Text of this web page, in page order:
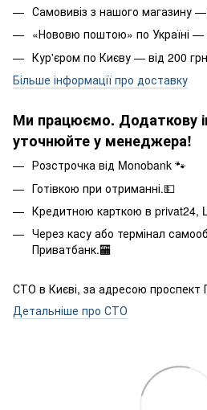
Самовивіз з нашого магазину
«Нововю поштою» по Україні —
Кур'єром по Києву — від 200
Більше інформації про доставку
Ми працюємо. Додаткову
уточнюйте у менеджера!
Розстрочка від Monobank 🐾
Готівкою при отриманні.💵
Кредитною карткою в privat24,
Через касу або термінал
Приватбанк.🏧
СТО в Києві, за адресою проспект
Детальніше про СТО